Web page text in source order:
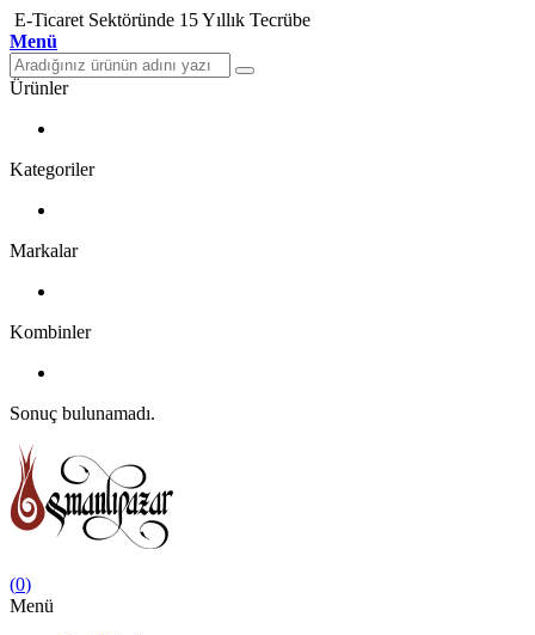
E-Ticaret Sektöründe 15 Yıllık Tecrübe
Menü
Ürünler
Kategoriler
Markalar
Kombinler
Sonuç bulunamadı.
(0)
Menü